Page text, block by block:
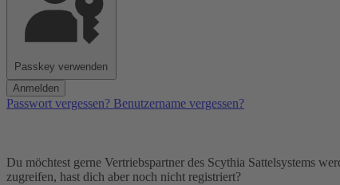
Passkey verwenden
Anmelden
Passwort vergessen? Benutzername vergessen?
Du möchtest gerne Vertriebspartner des Scythia Sattelsystems
zugreifen, hast dich aber noch nicht registriert?